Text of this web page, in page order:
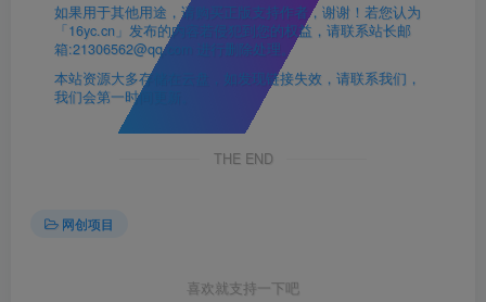
如果用于其他用途，请购买正版支持作者，谢谢！若您认为
「16yc.cn」发布的内容若侵犯到您的权益，请联系站长邮
箱:21306562@qq.com 进行删除处理。
本站资源大多存储在云盘，如发现链接失效，请联系我们，
我们会第一时间更新。
THE END
网创项目
喜欢就支持一下吧